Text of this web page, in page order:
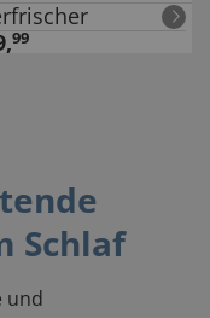
,99
Schlaf
und